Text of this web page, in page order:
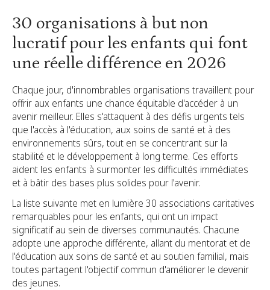
30 organisations à but non
lucratif pour les enfants qui font
une réelle différence en 2026
Chaque jour, d'innombrables organisations travaillent pour
offrir aux enfants une chance équitable d'accéder à un
avenir meilleur. Elles s'attaquent à des défis urgents tels
que l'accès à l'éducation, aux soins de santé et à des
environnements sûrs, tout en se concentrant sur la
stabilité et le développement à long terme. Ces efforts
aident les enfants à surmonter les difficultés immédiates
et à bâtir des bases plus solides pour l'avenir.
La liste suivante met en lumière 30 associations caritatives
remarquables pour les enfants, qui ont un impact
significatif au sein de diverses communautés. Chacune
adopte une approche différente, allant du mentorat et de
l'éducation aux soins de santé et au soutien familial, mais
toutes partagent l'objectif commun d'améliorer le devenir
des jeunes.